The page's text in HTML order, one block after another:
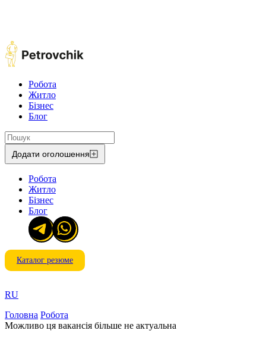
Робота
Житло
Бізнес
Блог
Додати оголошення
Робота
Житло
Бізнес
Блог
Каталог резюме
RU
Головна Робота
Можливо ця вакансія більше не актуальна